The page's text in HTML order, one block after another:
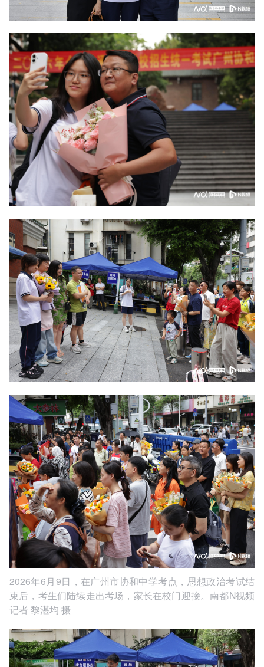
2026年6月9日，在广州市协和中学考点，思想政治考试结
束后，考生们陆续走出考场，家长在校门迎接。南都N视频
记者 黎湛均 摄